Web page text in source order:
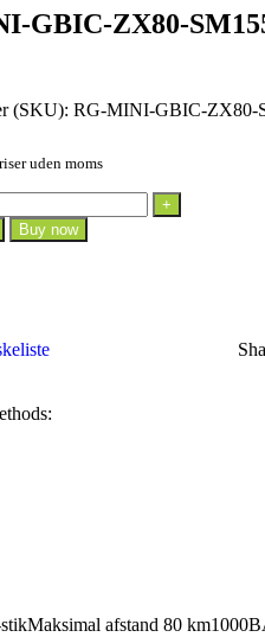
GBIC-ZX80-
(SKU): RG-MINI-GBIC-ZX80-
uden moms
Buy now
afstand 80